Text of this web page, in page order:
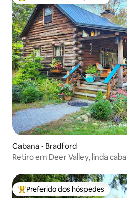
Cabana ⋅ Bradford
Retiro em Deer Valley, linda
Entre os melhores preferidos
Preferido dos hóspedes